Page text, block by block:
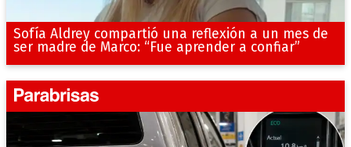
Sofía Aldrey compartió una reflexión a un mes de
ser madre de Marco: “Fue aprender a confiar”